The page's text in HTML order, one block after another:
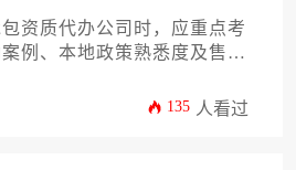
资质代办公司时，应重点考
例、本地政策熟悉度及售后
成本。
135 人看过